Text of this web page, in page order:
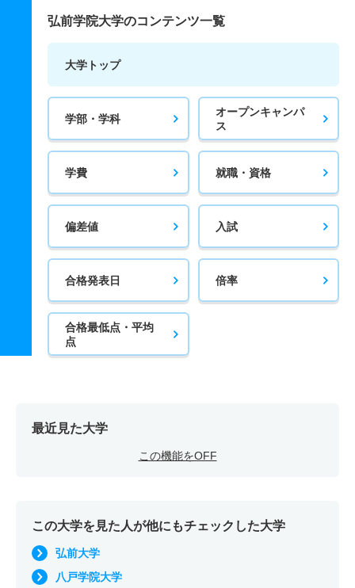
弘前学院大学のコンテンツ一覧
大学トップ
学部・学科
オープンキャンパ
ス
学費 就職・資格
偏差値 入試
合格発表日 倍率
合格最低点・平均
点
最近見た大学
この機能をOFF
この大学を見た人が他にもチェックした大学
弘前大学
八戸学院大学